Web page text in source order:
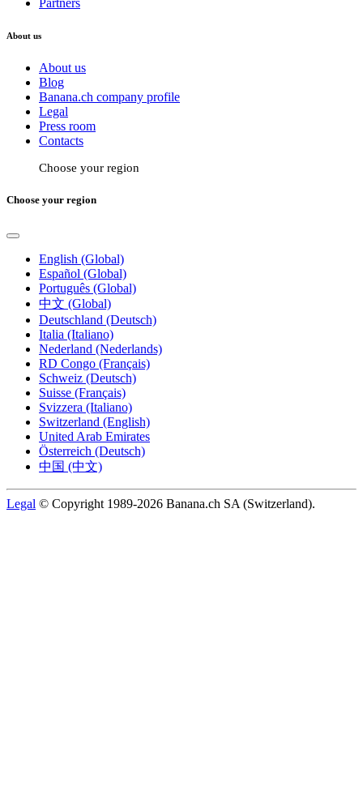
Partners
About us
About us
Blog
Banana.ch company profile
Legal
Press room
Contacts
Choose your region
Choose your region
English (Global)
Español (Global)
Português (Global)
中文 (Global)
Deutschland (Deutsch)
Italia (Italiano)
Nederland (Nederlands)
RD Congo (Français)
Schweiz (Deutsch)
Suisse (Français)
Svizzera (Italiano)
Switzerland (English)
United Arab Emirates
Österreich (Deutsch)
中国 (中文)
Legal © Copyright 1989-2026 Banana.ch SA (Switzerland).